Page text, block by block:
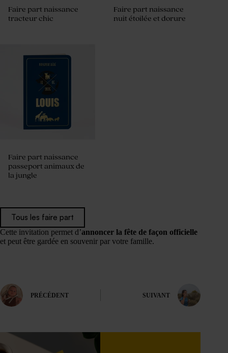
Faire part naissance
tracteur chic
Faire part naissance
nuit étoilée et dorure
Faire part naissance
passeport animaux de
la jungle
Tous les faire part
Cette invitation permet d’annoncer la fête de façon officielle
et peut être gardée en souvenir par votre famille.
PRÉCÉDENT SUIVANT